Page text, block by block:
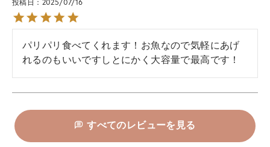
投稿日 2025/07/16
パリパリ食べてくれます！お魚なので気軽にあげ
れるのもいいですしとにかく大容量で最高です！
すべてのレビューを見る